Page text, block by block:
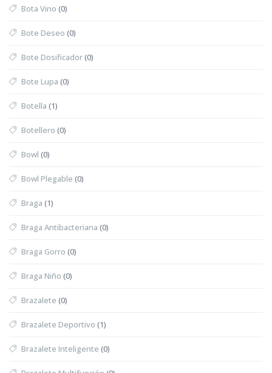
Bota Vino (0)
Bote Deseo (0)
Bote Dosificador(0)
Bote Lupa (0)
Botella (1)
Botellero (0)
Bowl (0)
Bowl Plegable (0)
Braga (1)
Braga Antibacteriana (0)
Braga Gorro (0)
Braga Niño (0)
Brazalete (0)
Brazalete Deportivo (1)
Brazalete Inteligente (0)